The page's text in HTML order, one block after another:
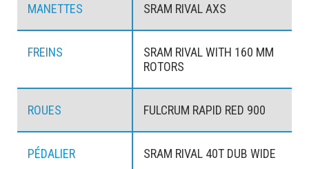
MANETTES SRAM RIVAL AXS
FREINS
SRAM RIVAL WITH 160 MM
ROTORS
ROUES FULCRUM RAPID RED 900
PÉDALIER SRAM RIVAL 40T DUB WIDE